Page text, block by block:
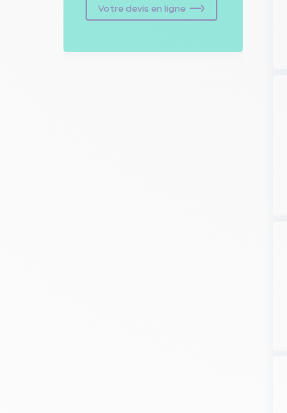
Votre devis en ligne